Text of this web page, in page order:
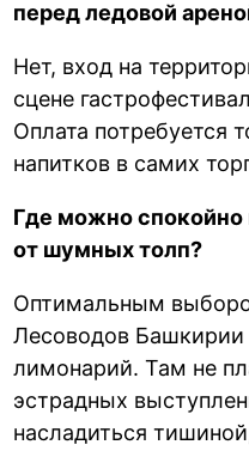
перед ледовой
Нет, вход на
сцене
Оплата потребуется
напитков в самих
Где можно спокойно
от шумных толп?
Оптимальным
Лесоводов
лимонарий. Там не
эстрадных
насладиться